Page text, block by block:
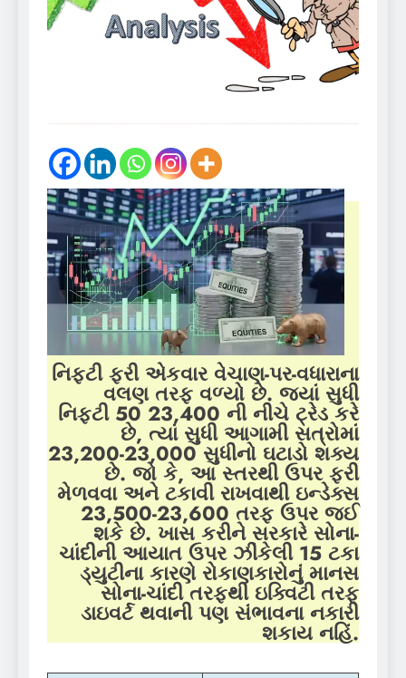
નિફ્ટી ફરી એકવાર વેચાણ-પર-વધારાના
વલણ તરફ વળ્યો છે. જ્યાં સુધી
નિફ્ટી 50 23,400 ની નીચે ટ્રેડ કરે
છે, ત્યાં સુધી આગામી સત્રોમાં
23,200-23,000 સુધીનો ઘટાડો શક્ય
છે. જો કે, આ સ્તરથી ઉપર ફરી
મેળવવા અને ટકાવી રાખવાથી ઇન્ડેક્સ
23,500-23,600 તરફ ઉપર જઈ
શકે છે. ખાસ કરીને સરકારે સોના-
ચાંદીની આયાત ઉપર ઝીંકેલી 15 ટકા
ડ્યુટીના કારણે રોકાણકારોનું માનસ
સોના-ચાંદી તરફથી ઇક્વિટી તરફ
ડાઇવર્ટ થવાની પણ સંભાવના નકારી
શકાય નહિં.